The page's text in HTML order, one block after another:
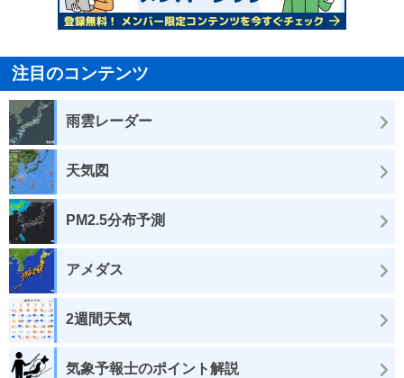
注目のコンテンツ
雨雲レーダー
天気図
PM2.5分布予測
アメダス
2週間天気
気象予報士のポイント解説